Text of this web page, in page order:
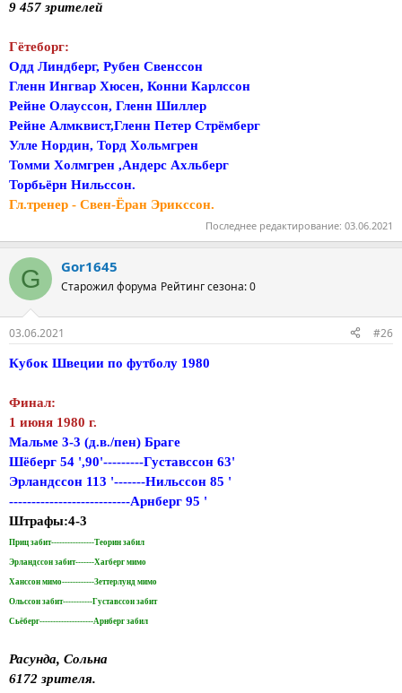
9 457 зрителей
Гётеборг:
Одд Линдберг, Рубен Свенссон
Гленн Ингвар Хюсен, Конни Карлссон
Рейне Олауссон, Гленн Шиллер
Рейне Алмквист,Гленн Петер Стрёмберг
Улле Нордин, Торд Хольмгрен
Томми Холмгрен ,Андерс Ахльберг
Торбьёрн Нильссон.
Гл.тренер - Свен-Ёран Эрикссон.
Последнее редактирование: 03.06.2021
G Gor1645
Старожил форума Рейтинг сезона: 0
03.06.2021 #26
Кубок Швеции по футболу 1980
Финал:
1 июня 1980 г.
Мальме 3-3 (д.в./пен) Браге
Шёберг 54 ',90'---------Густавссон 63'
Эрландссон 113 '-------Нильссон 85 '
---------------------------Арнберг 95 '
Штрафы:4-3
Приц забит----------------Теорин забил
Эрландссон забит-------Хагберг мимо
Ханссон мимо------------Зеттерлунд мимо
Ольссон забит-----------Густавссон забит
Сьёберг--------------------Арнберг забил
Расунда, Сольна
6172 зрителя.